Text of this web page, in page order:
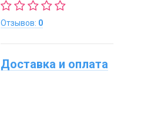
Отзывов: 0
Доставка и оплата